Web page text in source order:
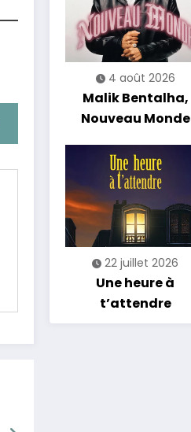
4 août 2026
Malik Bentalha,
Nouveau Monde
22 juillet 2026
Une heure à
t’attendre